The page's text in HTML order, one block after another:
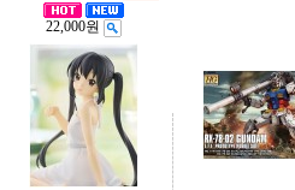
22,000원